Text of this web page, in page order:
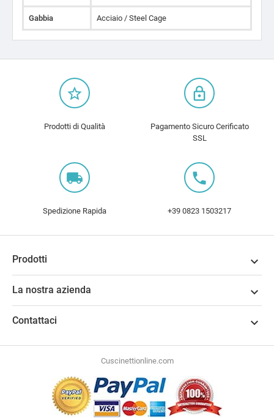
Gabbia Acciaio / Steel Cage
star_border
Prodotti di Qualità
lock_outline
Pagamento Sicuro Cerificato
SSL
local_shipping
Spedizione Rapida
local_phone
+39 0823 1503217
Prodotti 
La nostra azienda 
Contattaci 
Cuscinettionline.com